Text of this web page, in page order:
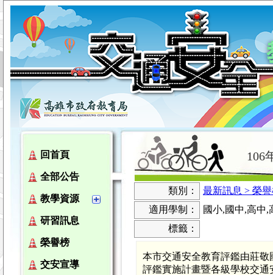
回首頁
全部公告
教學資源
研習訊息
榮譽榜
交安宣導
106
類別：
最新訊息 > 榮
適用學制：
國小,國中,高中,
標籤：
本市交通安全教育評鑑由莊敬
評鑑實施計畫暨各級學校交